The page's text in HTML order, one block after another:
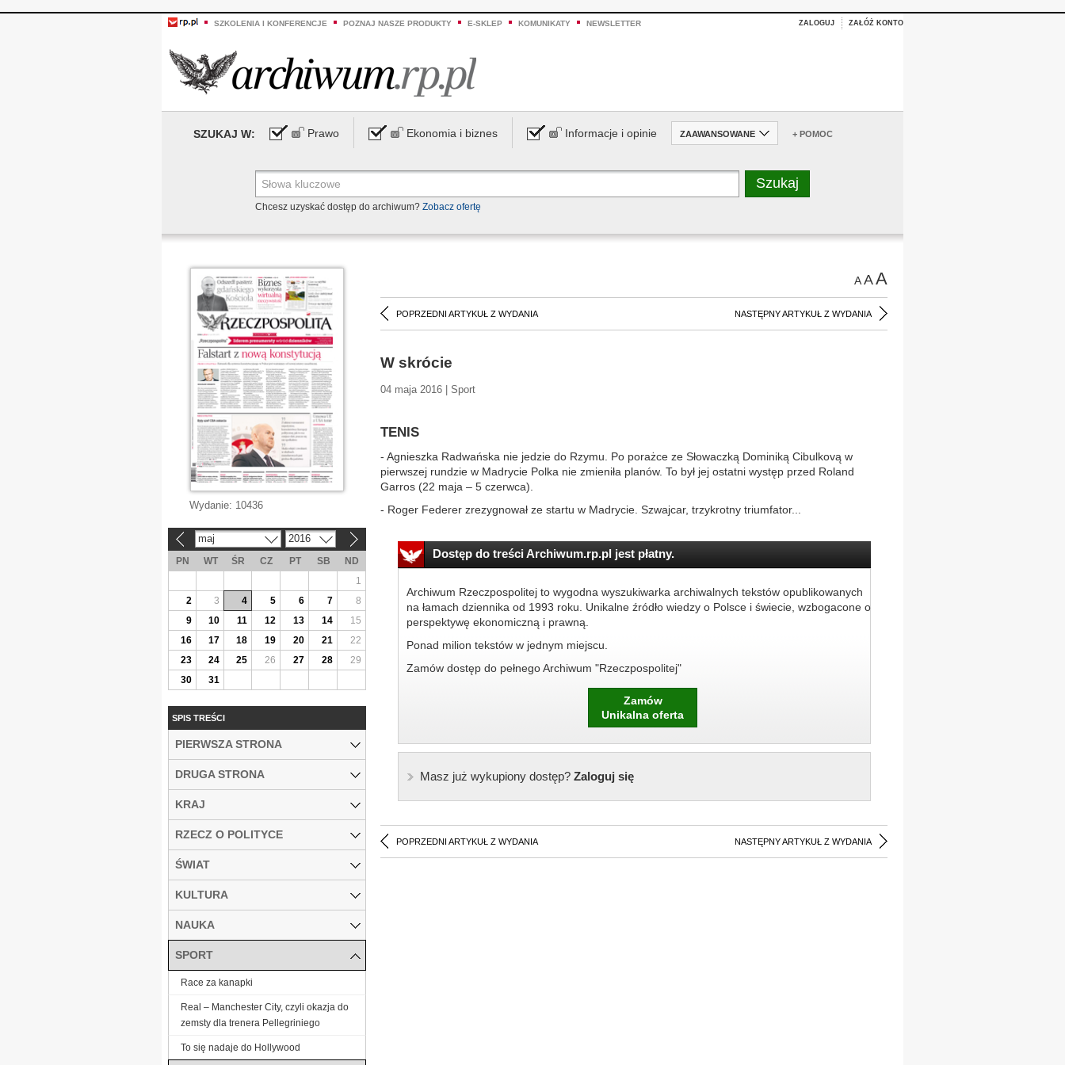
SZKOLENIA I KONFERENCJE POZNAJ NASZE PRODUKTY E-SKLEP KOMUNIKATY NEWSLETTER ZALOGUJ ZAŁÓŻ KONTO
SZUKAJ W: Prawo Ekonomia i biznes Informacje i opinie ZAAWANSOWANE + POMOC
Chcesz uzyskać dostęp do archiwum? Zobacz ofertę
AAA
POPRZEDNI ARTYKUŁ Z WYDANIA NASTĘPNY ARTYKUŁ Z WYDANIA
W skrócie
04 maja 2016 | Sport
TENIS
- Agnieszka Radwańska nie jedzie do Rzymu. Po porażce ze Słowaczką Dominiką Cibulkovą w
pierwszej rundzie w Madrycie Polka nie zmieniła planów. To był jej ostatni występ przed Roland
Garros (22 maja – 5 czerwca).
- Roger Federer zrezygnował ze startu w Madrycie. Szwajcar, trzykrotny triumfator...
Dostęp do treści Archiwum.rp.pl jest płatny.
Archiwum Rzeczpospolitej to wygodna wyszukiwarka archiwalnych tekstów opublikowanych
na łamach dziennika od 1993 roku. Unikalne źródło wiedzy o Polsce i świecie, wzbogacone o
perspektywę ekonomiczną i prawną.
Ponad milion tekstów w jednym miejscu.
Zamów dostęp do pełnego Archiwum "Rzeczpospolitej"
Zamów
Unikalna oferta
Masz już wykupiony dostęp?Zaloguj się
POPRZEDNI ARTYKUŁ Z WYDANIA NASTĘPNY ARTYKUŁ Z WYDANIA
Wydanie: 10436
maj 2016
PN WT ŚR CZ PT SB
ND
1
2
3 4 5 6 7
8
9
10 11 12 13 14
15
16
17 18 19 20 21
22
23
24 25 26 27 28
29
30
31
SPIS TREŚCI
PIERWSZA STRONA
DRUGA STRONA
KRAJ
RZECZ O POLITYCE
ŚWIAT
KULTURA
NAUKA
SPORT
Race za kanapki
Real – Manchester City, czyli okazja do
zemsty dla trenera Pellegriniego
To się nadaje do Hollywood